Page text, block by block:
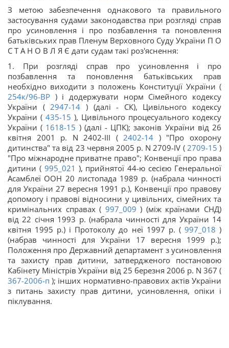
З метою забезпечення однакового та правильного
застосування судами законодавства при розгляді справ
про усиновлення і про позбавлення та поновлення
батьківських прав Пленум Верховного Суду України П О
С Т А Н О В Л Я Є дати судам такі роз'яснення:
1. При розгляді справ про усиновлення і про
позбавлення та поновлення батьківських прав
необхідно виходити з положень Конституції України (
254к/96-ВР ) і додержувати норм Сімейного кодексу
України (2947-14 ) (далі - СК), Цивільного кодексу
України ( 435-15 ), Цивільного процесуального кодексу
України ( 1618-15 ) (далі - ЦПК); законів України від 26
квітня 2001 р. N 2402-III (2402-14 ) "Про охорону
дитинства" та від 23 червня 2005 р. N 2709-IV ( 2709-15 )
"Про міжнародне приватне право"; Конвенції про права
дитини ( 995_021 ), прийнятої 44-ю сесією Генеральної
Асамблеї ООН 20 листопада 1989 р. (набрала чинності
для України 27 вересня 1991 р.), Конвенції про правову
допомогу і правові відносини у цивільних, сімейних та
кримінальних справах ( 997_009 ) (між країнами СНД)
від 22 січня 1993 р. (набрала чинності для України 14
квітня 1995 р.) і Протоколу до неї 1997 р. ( 997_018 )
(набрав чинності для України 17 вересня 1999 р.);
Положення про Державний департамент з усиновлення
та захисту прав дитини, затвердженого постановою
Кабінету Міністрів України від 25 березня 2006 р. N 367 (
367-2006-п ); інших нормативно-правових актів України
з питань захисту прав дитини, усиновлення, опіки і
піклування.